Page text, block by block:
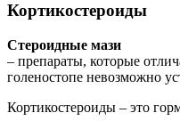
Кортикостероиды
Стероидные мази
– препараты, которые
голеностопе невозможно
Кортикостероиды – это